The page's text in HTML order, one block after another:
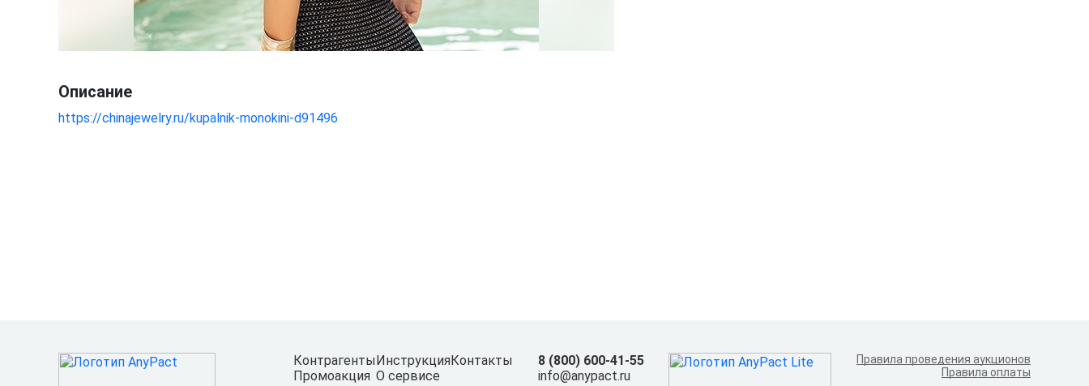
Описание
https://chinajewelry.ru/kupalnik-monokini-d91496
Контрагенты
Промоакция
Инструкция
О сервисе
Контакты
8 (800) 600-41-55
info@anypact.ru
Правила проведения аукционов
Правила оплаты